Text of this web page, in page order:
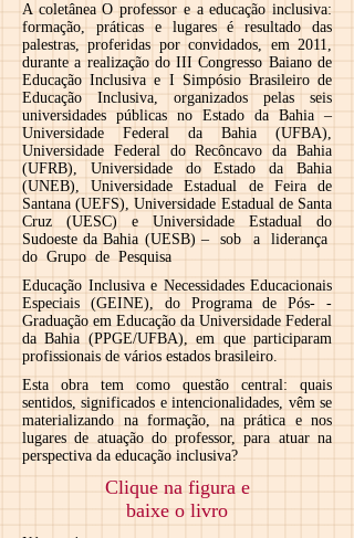
A coletânea O professor e a educação inclusiva:
formação, práticas e lugares é resultado das
palestras, proferidas por convidados, em 2011,
durante a realização do III Congresso Baiano de
Educação Inclusiva e I Simpósio Brasileiro de
Educação Inclusiva, organizados pelas seis
universidades públicas no Estado da Bahia –
Universidade Federal da Bahia (UFBA),
Universidade Federal do Recôncavo da Bahia
(UFRB), Universidade do Estado da Bahia
(UNEB), Universidade Estadual de Feira de
Santana (UEFS), Universidade Estadual de Santa
Cruz (UESC) e Universidade Estadual do
Sudoeste da Bahia (UESB) – sob a liderança
do Grupo de Pesquisa
Educação Inclusiva e Necessidades Educacionais
Especiais (GEINE), do Programa de Pós- -
Graduação em Educação da Universidade Federal
da Bahia (PPGE/UFBA), em que participaram
profissionais de vários estados brasileiro.
Esta obra tem como questão central: quais
sentidos, significados e intencionalidades, vêm se
materializando na formação, na prática e nos
lugares de atuação do professor, para atuar na
perspectiva da educação inclusiva?
Clique na figura e
baixe o livro